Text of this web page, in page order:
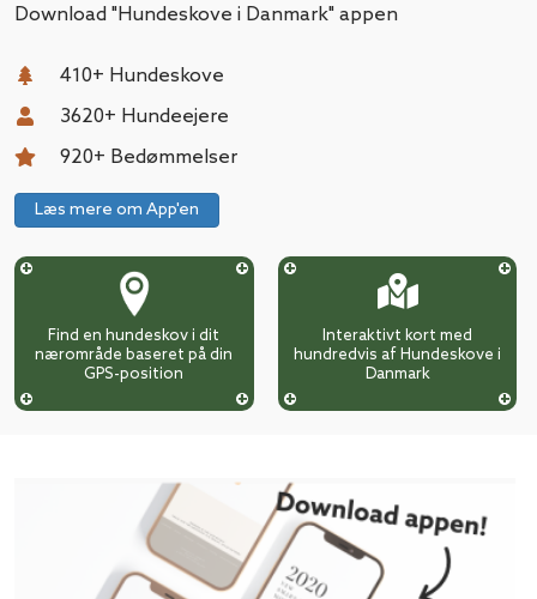
Download "Hundeskove i Danmark" appen
410+ Hundeskove
3620+ Hundeejere
920+ Bedømmelser
Læs mere om App'en
Find en hundeskov i dit
nærområde baseret på din
GPS-position
Interaktivt kort med
hundredvis af Hundeskove i
Danmark